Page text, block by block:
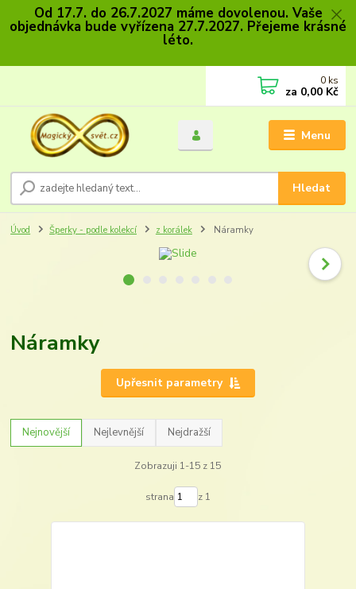
Od 17.7. do 26.7.2027 máme dovolenou. Vaše
objednávka bude vyřízena 27.7.2027. Přejeme krásné
léto.
Menu
Hledat
0 ks
za 0,00 Kč
Úvod Šperky - podle kolekcí z korálek Náramky
Náramky
Upřesnit parametry
Nejnovější Nejlevnější Nejdražší
Zobrazuji 1-15 z 15
strana z 1